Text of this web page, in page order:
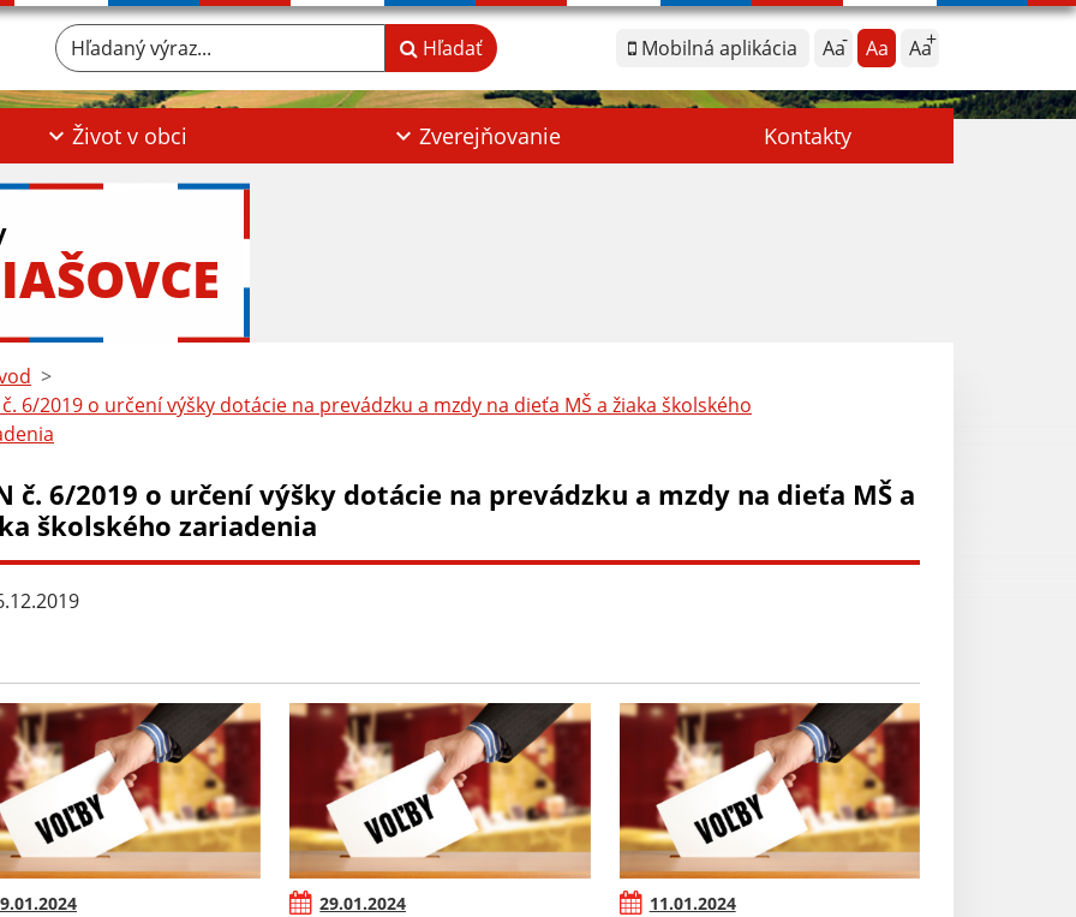
Mobilná aplikácia Aa Aa Aa
Hľadaný výraz... Hľadať
Život v obci Zverejňovanie Kontakty
č. 6/2019 o určení výšky dotácie na prevádzku a mzdy na dieťa MŠ a žiaka školského
č. 6/2019 o určení výšky dotácie na prevádzku a mzdy na dieťa MŠ a
školského zariadenia
29.01.2024 11.01.2024